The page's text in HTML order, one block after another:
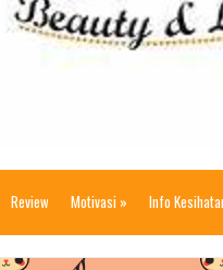
Review Motivasi » Info